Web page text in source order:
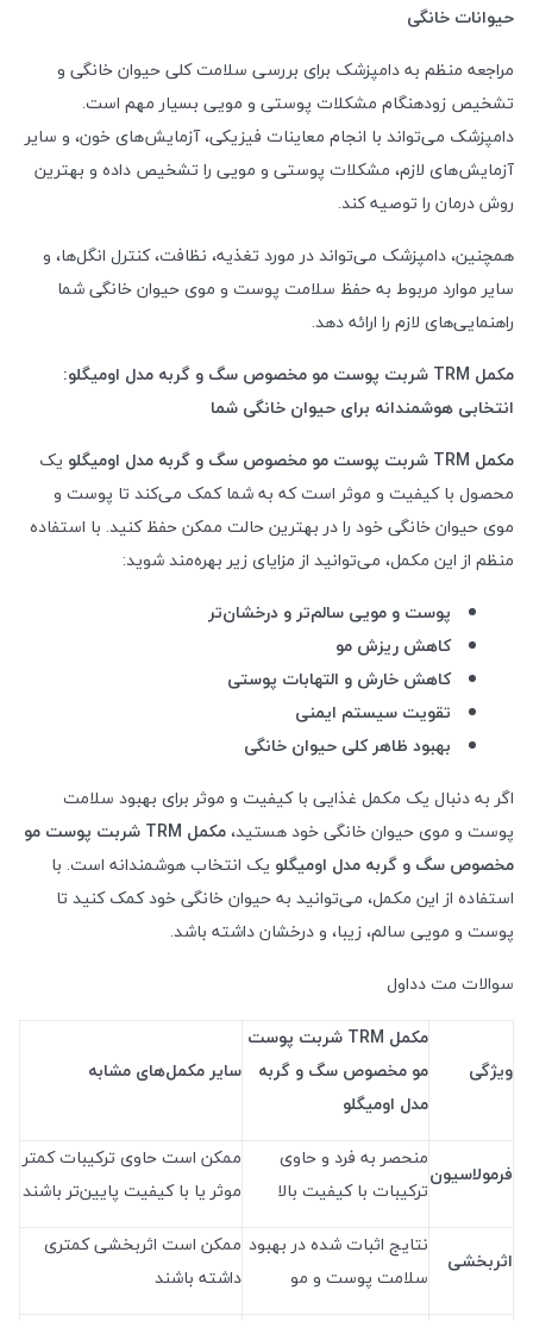
حیوانات خانگی
مراجعه منظم به دامپزشک برای بررسی سلامت کلی حیوان خانگی و
تشخیص زودهنگام مشکلات پوستی و مویی بسیار مهم است.
دامپزشک می‌تواند با انجام معاینات فیزیکی، آزمایش‌های خون، و سایر
آزمایش‌های لازم، مشکلات پوستی و مویی را تشخیص داده و بهترین
روش درمان را توصیه کند.
همچنین، دامپزشک می‌تواند در مورد تغذیه، نظافت، کنترل انگل‌ها، و
سایر موارد مربوط به حفظ سلامت پوست و موی حیوان خانگی شما
راهنمایی‌های لازم را ارائه دهد.
مکمل TRM شربت پوست مو مخصوص سگ و گربه مدل اومیگلو:
انتخابی هوشمندانه برای حیوان خانگی شما
مکمل TRM شربت پوست مو مخصوص سگ و گربه مدل اومیگلو یک
محصول با کیفیت و موثر است که به شما کمک می‌کند تا پوست و
موی حیوان خانگی خود را در بهترین حالت ممکن حفظ کنید. با استفاده
منظم از این مکمل، می‌توانید از مزایای زیر بهره‌مند شوید:
پوست و مویی سالم‌تر و درخشان‌تر
کاهش ریزش مو
کاهش خارش و التهابات پوستی
تقویت سیستم ایمنی
بهبود ظاهر کلی حیوان خانگی
اگر به دنبال یک مکمل غذایی با کیفیت و موثر برای بهبود سلامت
پوست و موی حیوان خانگی خود هستید،مکمل TRM شربت پوست مو
مخصوص سگ و گربه مدل اومیگلو یک انتخاب هوشمندانه است. با
استفاده از این مکمل، می‌توانید به حیوان خانگی خود کمک کنید تا
پوست و مویی سالم، زیبا، و درخشان داشته باشد.
سوالات مت دداول
ویژگی
مکمل TRM شربت پوست
مو مخصوص سگ و گربه
مدل اومیگلو
سایر مکمل‌های مشابه
فرمولاسیون
منحصر به فرد و حاوی
ترکیبات با کیفیت بالا
ممکن است حاوی ترکیبات کمتر
موثر یا با کیفیت پایین‌تر باشند
اثربخشی
نتایج اثبات شده در بهبود
سلامت پوست و مو
ممکن است اثربخشی کمتری
داشته باشند